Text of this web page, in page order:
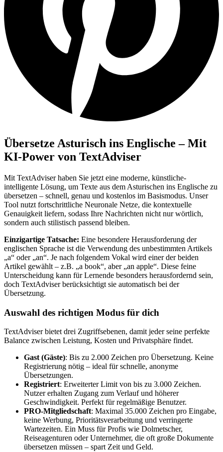
Übersetze Asturisch ins Englische – Mit
KI-Power von TextAdviser
Mit TextAdviser haben Sie jetzt eine moderne, künstliche-
intelligente Lösung, um Texte aus dem Asturischen ins Englische zu
übersetzen – schnell, genau und kostenlos im Basismodus. Unser
Tool nutzt fortschrittliche Neuronale Netze, die kontextuelle
Genauigkeit liefern, sodass Ihre Nachrichten nicht nur wörtlich,
sondern auch stilistisch passend bleiben.
Einzigartige Tatsache: Eine besondere Herausforderung der
englischen Sprache ist die Verwendung des unbestimmten Artikels
„a“ oder „an“. Je nach folgendem Vokal wird einer der beiden
Artikel gewählt – z.B. „a book“, aber „an apple“. Diese feine
Unterscheidung kann für Lernende besonders herausfordernd sein,
doch TextAdviser berücksichtigt sie automatisch bei der
Übersetzung.
Auswahl des richtigen Modus für dich
TextAdviser bietet drei Zugriffsebenen, damit jeder seine perfekte
Balance zwischen Leistung, Kosten und Privatsphäre findet.
Gast (Gäste): Bis zu 2.000 Zeichen pro Übersetzung. Keine
Registrierung nötig – ideal für schnelle, anonyme
Übersetzungen.
Registriert: Erweiterter Limit von bis zu 3.000 Zeichen.
Nutzer erhalten Zugang zum Verlauf und höherer
Geschwindigkeit. Perfekt für regelmäßige Benutzer.
PRO-Mitgliedschaft: Maximal 35.000 Zeichen pro Eingabe,
keine Werbung, Prioritätsverarbeitung und verringerte
Wartezeiten. Ein Muss für Profis wie Dolmetscher,
Reiseagenturen oder Unternehmer, die oft große Dokumente
übersetzen müssen – spart Zeit und Geld.